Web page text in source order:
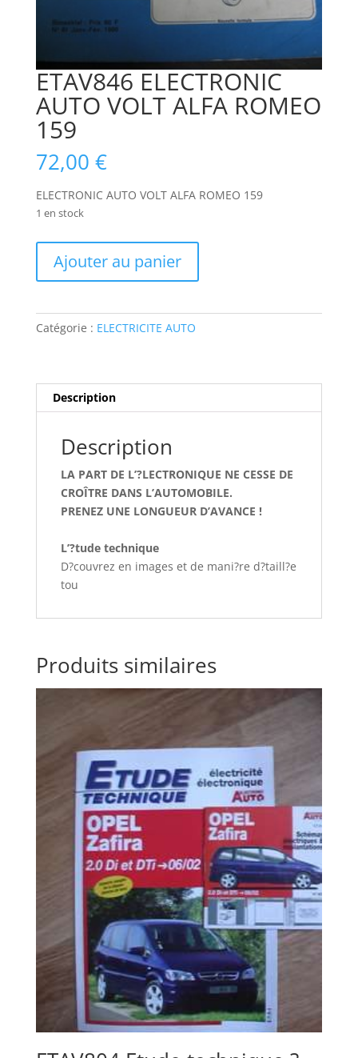
ETAV846 ELECTRONIC
AUTO VOLT ALFA ROMEO
159
72,00 €
ELECTRONIC AUTO VOLT ALFA ROMEO 159
1 en stock
AUTO
159
Ajouter au panier
Catégorie : ELECTRICITE AUTO
Description
Description
LA PART DE L’?LECTRONIQUE NE CESSE DE
CROÎTRE DANS L’AUTOMOBILE.
PRENEZ UNE LONGUEUR D’AVANCE !
L’?tude technique
D?couvrez en images et de mani?re d?taill?e
tou
Produits similaires